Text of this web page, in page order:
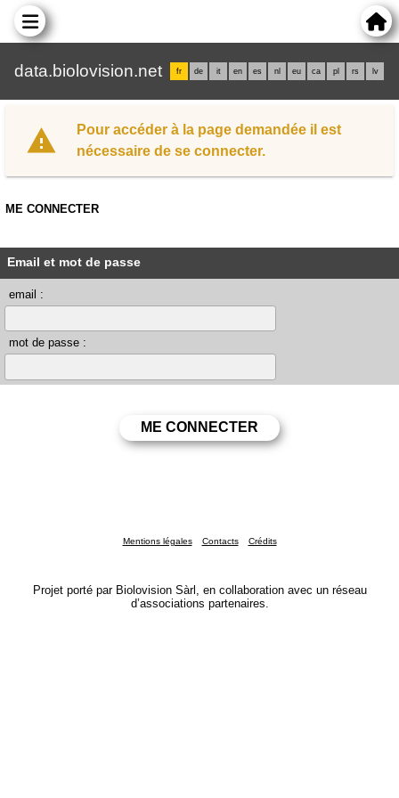
data.biolovision.net fr de it en es nl eu ca pl rs lv
Pour accéder à la page demandée il est
nécessaire de se connecter.
ME CONNECTER
Email et mot de passe
email :
mot de passe :
Mentions légales Contacts Crédits
Projet porté par Biolovision Sàrl, en collaboration avec un réseau
d’associations partenaires.